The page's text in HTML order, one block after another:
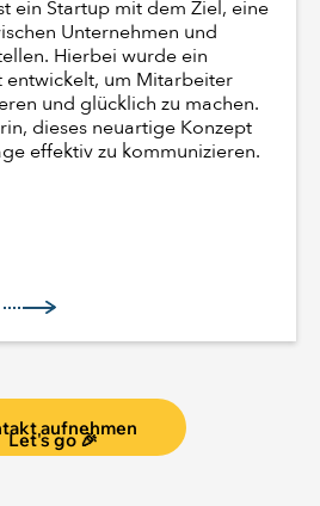
ein Startup mit dem Ziel, eine
Unternehmen und
Hierbei wurde ein
entwickelt, um Mitarbeiter
und glücklich zu machen.
dieses neuartige Konzept
effektiv zu kommunizieren.
aufnehmen
Let's go 🎉